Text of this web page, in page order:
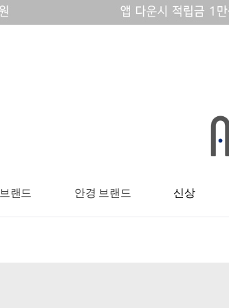
랜드 안경 브랜드 신상